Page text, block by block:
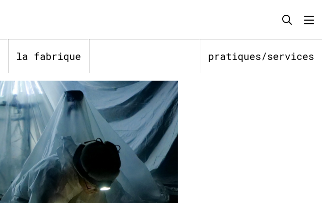
la fabrique pratiques/services